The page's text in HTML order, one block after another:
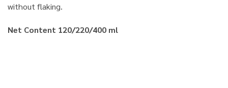
without flaking.
Net Content 120/220/400 ml